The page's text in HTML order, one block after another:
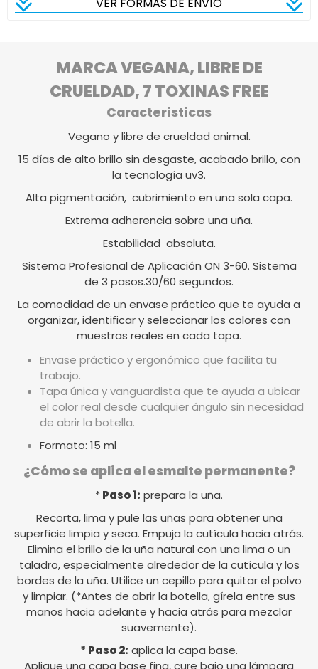
VER FORMAS DE ENVÍO
MARCA VEGANA, LIBRE DE
CRUELDAD, 7 TOXINAS FREE
Caracteristicas
Vegano y libre de crueldad animal.
15 días de alto brillo sin desgaste, acabado brillo, con
la tecnología uv3.
Alta pigmentación, cubrimiento en una sola capa.
Extrema adherencia sobre una uña.
Estabilidad absoluta.
Sistema Profesional de Aplicación ON 3-60. Sistema
de 3 pasos.30/60 segundos.
La comodidad de un envase práctico que te ayuda a
organizar, identificar y seleccionar los colores con
muestras reales en cada tapa.
Envase práctico y ergonómico que facilita tu
trabajo.
Tapa única y vanguardista que te ayuda a ubicar
el color real desde cualquier ángulo sin necesidad
de abrir la botella.
Formato: 15 ml
¿Cómo se aplica el esmalte permanente?
*Paso 1: prepara la uña.
Recorta, lima y pule las uñas para obtener una
superficie limpia y seca. Empuja la cutícula hacia atrás.
Elimina el brillo de la uña natural con una lima o un
taladro, especialmente alrededor de la cutícula y los
bordes de la uña. Utilice un cepillo para quitar el polvo
y limpiar. (*Antes de abrir la botella, gírela entre sus
manos hacia adelante y hacia atrás para mezclar
suavemente).
* Paso 2: aplica la capa base.
Aplique una capa base fina, cure bajo una lámpara